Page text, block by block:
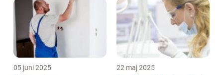
05 juni 2025 22 maj 2025